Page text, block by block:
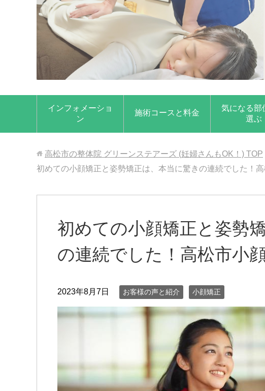
インフォメーショ
ン
施術コースと料金
気になる部
選ぶ
高松市の整体院 グリーンステアーズ (妊婦さんもOK！) TOP
初めての小顔矯正と姿勢矯正は、本当に驚きの連続でした！
初めての小顔矯正と姿勢
の連続でした！高松市小
2023年8月7日 お客様の声と紹介 小顔矯正